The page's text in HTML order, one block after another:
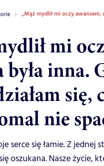
„Mąż mydlił mi oczy awansem,
mi
była inna.
się,
nie
serce się łamie. Z
oszukana. Nasze życie,